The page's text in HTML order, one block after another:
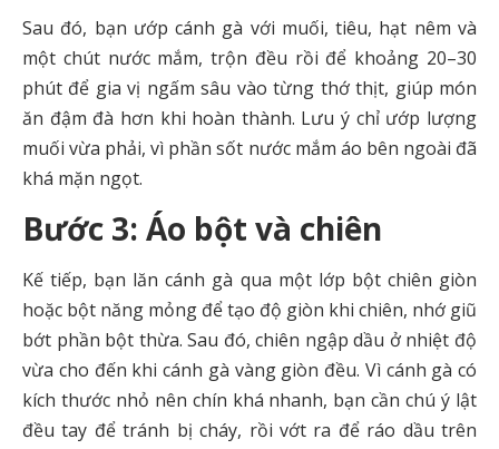
Sau đó, bạn ướp cánh gà với muối, tiêu, hạt nêm và
một chút nước mắm, trộn đều rồi để khoảng 20–30
phút để gia vị ngấm sâu vào từng thớ thịt, giúp món
ăn đậm đà hơn khi hoàn thành. Lưu ý chỉ ướp lượng
muối vừa phải, vì phần sốt nước mắm áo bên ngoài đã
khá mặn ngọt.
Bước 3: Áo bột và chiên
Kế tiếp, bạn lăn cánh gà qua một lớp bột chiên giòn
hoặc bột năng mỏng để tạo độ giòn khi chiên, nhớ giũ
bớt phần bột thừa. Sau đó, chiên ngập dầu ở nhiệt độ
vừa cho đến khi cánh gà vàng giòn đều. Vì cánh gà có
kích thước nhỏ nên chín khá nhanh, bạn cần chú ý lật
đều tay để tránh bị cháy, rồi vớt ra để ráo dầu trên